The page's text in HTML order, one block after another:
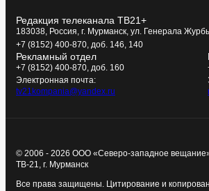
Редакция телеканала ТВ21+
183038, Россия, г. Мурманск, ул. Генерала
+7 (8152) 400-870, доб. 146, 140
Рекламный отдел
+7 (8152) 400-870, доб. 160
Электронная почта:
tv21kompania@yandex.ru
© 2006 - 2026 ООО «Северо-западное
ТВ-21, г. Мурманск
Все права защищены. Цитирование и